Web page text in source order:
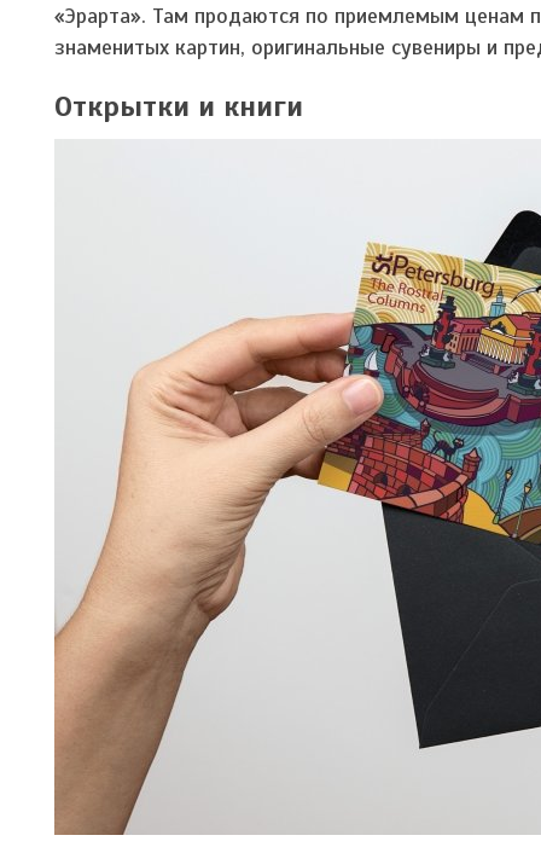
«Эрарта». Там продаются по приемлемым ценам
знаменитых картин, оригинальные сувениры и
Открытки и книги